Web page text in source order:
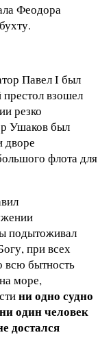
Феодора
Павел I был
взошел
резко
Ушаков был
дворе
флота для
подытоживал
при всех
всю бытность
море,
ни одно судно
один человек
достался